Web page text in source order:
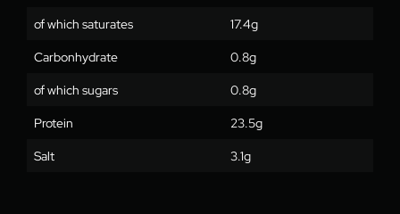
of which saturates
17.4g
Carbonhydrate
0.8g
of which sugars
0.8g
Protein
23.5g
Salt
3.1g